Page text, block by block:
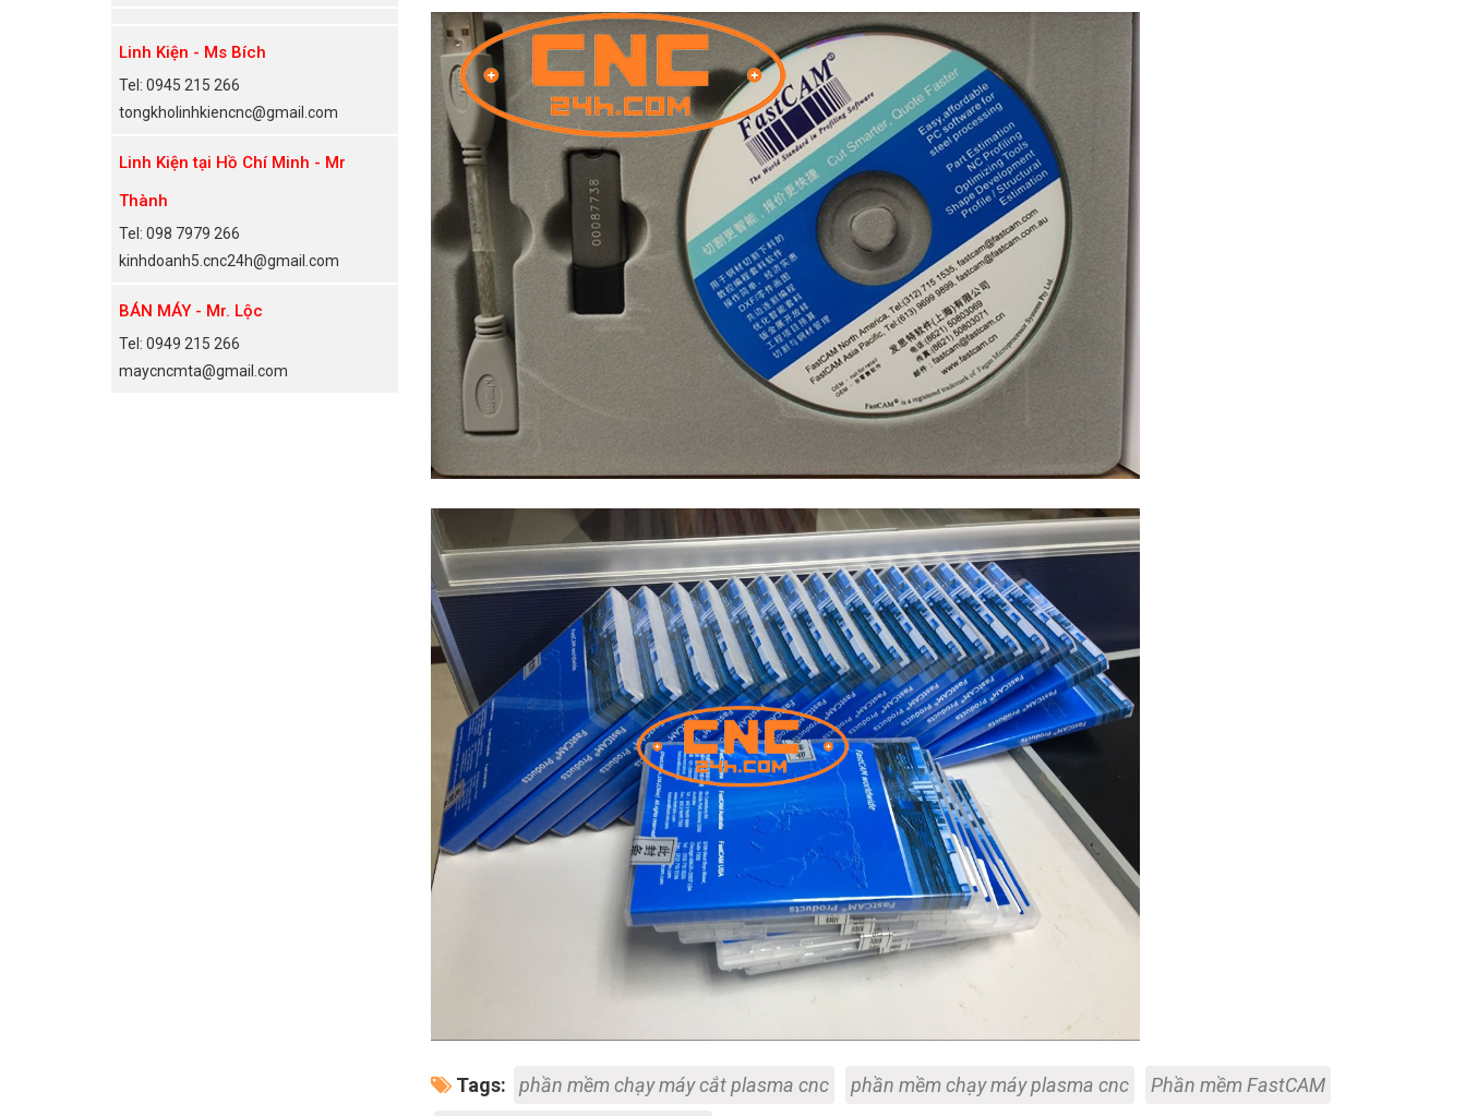
Linh Kiện - Ms Bích
Tel: 0945 215 266
tongkholinhkiencnc@gmail.com
Linh Kiện tại Hồ Chí Minh - Mr
Thành
Tel: 098 7979 266
kinhdoanh5.cnc24h@gmail.com
BÁN MÁY - Mr. Lộc
Tel: 0949 215 266
maycncmta@gmail.com
Tags: phần mềm chạy máy cắt plasma cnc phần mềm chạy máy plasma cnc
Phần mềm FastCAM